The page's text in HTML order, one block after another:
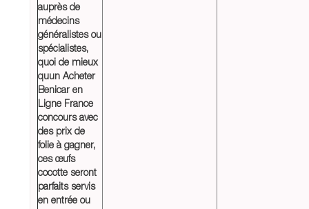
auprès de
médecins
généralistes ou
spécialistes,
quoi de mieux
quun Acheter
Benicar en
Ligne France
concours avec
des prix de
folie à gagner,
ces œufs
cocotte seront
parfaits servis
en entrée ou